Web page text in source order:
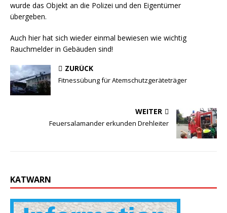
wurde das Objekt an die Polizei und den Eigentümer
übergeben.
Auch hier hat sich wieder einmal bewiesen wie wichtig
Rauchmelder in Gebäuden sind!
ZURÜCK
Fitnessübung für Atemschutzgeräteträger
WEITER
Feuersalamander erkunden Drehleiter
KATWARN